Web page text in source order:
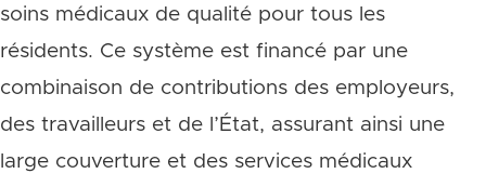
soins médicaux de qualité pour tous les
résidents. Ce système est financé par une
combinaison de contributions des employeurs,
des travailleurs et de l’État, assurant ainsi une
large couverture et des services médicaux